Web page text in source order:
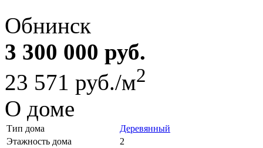
Обнинск
3 300 000 руб.
23 571 руб./м2
О доме
Тип дома
Деревянный
Этажность дома
2